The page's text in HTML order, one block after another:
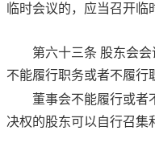
临时会议的，应当召开临
第六十三条 股东会
不能履行职务或者不履行
董事会不能履行或者
决权的股东可以自行召集